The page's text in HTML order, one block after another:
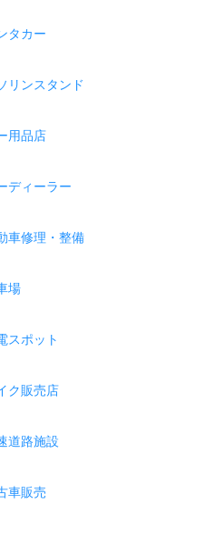
タカー
リンスタンド
用品店
ディーラー
車修理・整備
場
スポット
ク販売店
道路施設
車販売